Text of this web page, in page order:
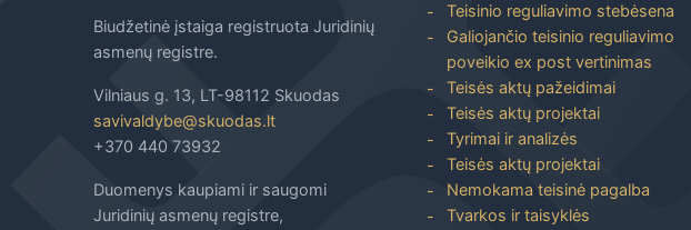
Biudžetinė įstaiga registruota Juridinių
asmenų registre.
Vilniaus g. 13, LT-98112 Skuodas
savivaldybe@skuodas.lt
+370 440 73932
Duomenys kaupiami ir saugomi
Juridinių asmenų registre,
Teisinio reguliavimo stebėsena
Galiojančio teisinio reguliavimo
poveikio ex post vertinimas
Teisės aktų pažeidimai
Teisės aktų projektai
Tyrimai ir analizės
Teisės aktų projektai
Nemokama teisinė pagalba
Tvarkos ir taisyklės